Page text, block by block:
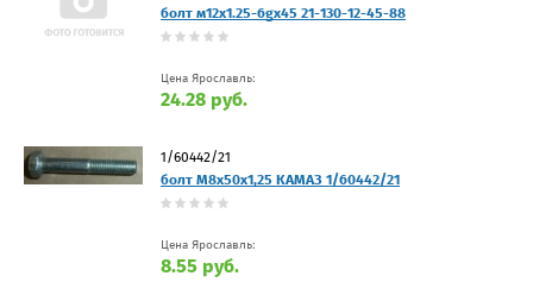
болт м12x1.25-6gx45 21-130-12-45-88
Цена Ярославль:
24.28 руб.
1/60442/21
болт М8х50х1,25 КАМАЗ 1/60442/21
Цена Ярославль:
8.55 руб.